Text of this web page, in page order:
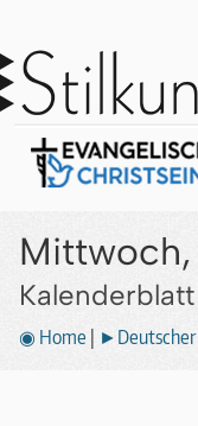
Mittwoch,
◉ Home ►Deutscher